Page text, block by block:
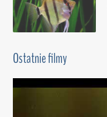
Ostatnie filmy